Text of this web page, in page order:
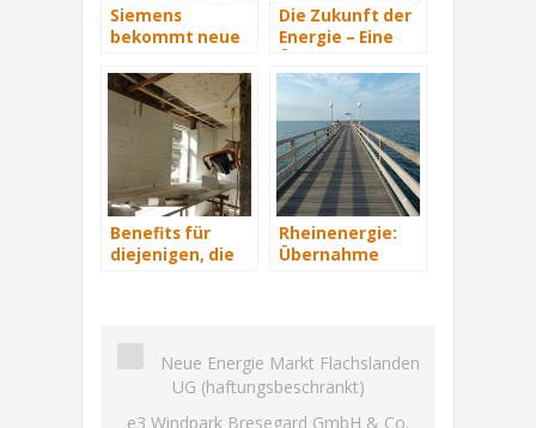
Siemens
bekommt neue
Schiffe
Die Zukunft der
Energie – Eine
Benefits für
diejenigen, die
Rheinenergie:
Übernahme
Neue Energie Markt Flachslanden
UG (haftungsbeschränkt)
e3 Windpark Bresegard GmbH & Co.